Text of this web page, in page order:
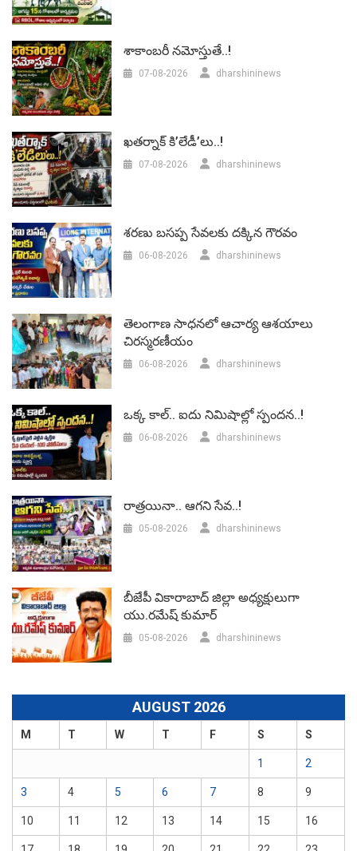
శాకాంబరీ నమోస్తుతే..!
07-08-2026 dharshininews
ఖతర్నాక్ కి’లేడీ’లు..!
07-08-2026 dharshininews
శరణు బసప్ప సేవలకు దక్కిన గౌరవం
06-08-2026 dharshininews
తెలంగాణ సాధనలో ఆచార్య ఆశయాలు
చిరస్మరణీయం
06-08-2026 dharshininews
ఒక్క కాల్.. ఐదు నిమిషాల్లో స్పందన..!
06-08-2026 dharshininews
రాత్రయినా.. ఆగని సేవ..!
05-08-2026 dharshininews
బీజేపీ వికారాబాద్‌ జిల్లా అధ్యక్షులుగా
యు.రమేష్‌ కుమార్
05-08-2026 dharshininews
AUGUST 2026
M T W T F S S
1 2
3 4 5 6 7 8 9
10 11 12 13 14 15 16